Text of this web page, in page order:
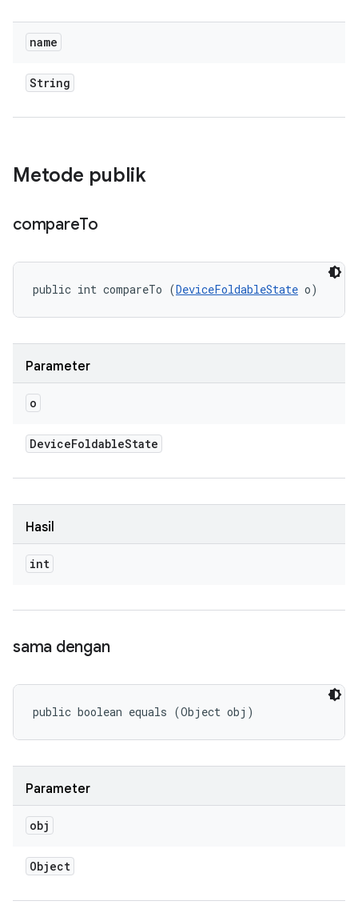
name
String
Metode publik
compareTo
public int compareTo (DeviceFoldableState o)
Parameter
o
DeviceFoldableState
Hasil
int
sama dengan
public boolean equals (Object obj)
Parameter
obj
Object